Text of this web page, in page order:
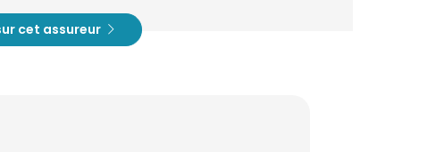
cet assureur